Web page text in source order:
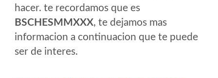
hacer. te recordamos que es
BSCHESMMXXX, te dejamos mas
informacion a continuacion que te puede
ser de interes.